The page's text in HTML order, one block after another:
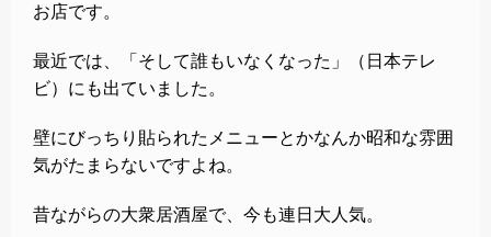
お店です。
最近では、「そして誰もいなくなった」（日本テレ
ビ）にも出ていました。
壁にびっちり貼られたメニューとかなんか昭和な雰囲
気がたまらないですよね。
昔ながらの大衆居酒屋で、今も連日大人気。